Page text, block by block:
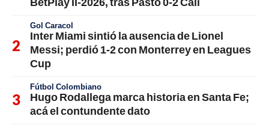
Gol Caracol
Inter Miami sintió la ausencia de Lionel
Messi; perdió 1-2 con Monterrey en Leagues
Cup
Fútbol Colombiano
Hugo Rodallega marca historia en Santa Fe;
acá el contundente dato